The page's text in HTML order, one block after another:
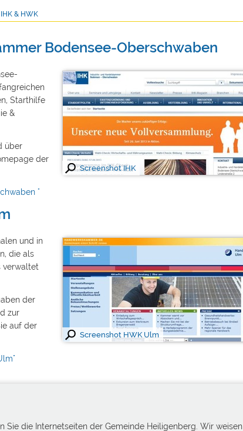
IHK & HWK
Bodensee-Oberschwaben
Screenshot IHK
Starthilfe
&
über
der
"
Screenshot HWK Ulm
und in
die als
verwaltet
der
zur
auf der
Sie die Internetseiten der Gemeinde Heiligenberg. Wir weisen